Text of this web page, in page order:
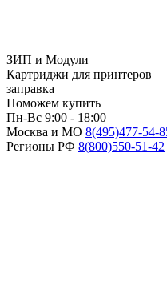
ЗИП и Модули
Картриджи для принтеров
заправка
Поможем купить
Пн-Вс 9:00 - 18:00
Москва и МО 8(495)477-54-
Регионы РФ 8(800)550-51-42